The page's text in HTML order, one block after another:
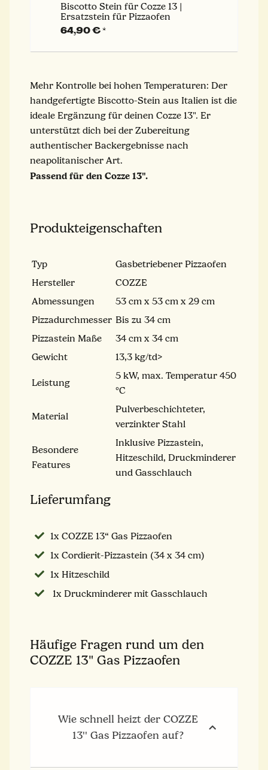
Biscotto Stein für Cozze 13 |
Ersatzstein für Pizzaofen
64,90 €*
Mehr Kontrolle bei hohen Temperaturen: Der
handgefertigte Biscotto-Stein aus Italien ist die
ideale Ergänzung für deinen Cozze 13". Er
unterstützt dich bei der Zubereitung
authentischer Backergebnisse nach
neapolitanischer Art.
Passend für den Cozze 13".
Produkteigenschaften
Typ
Gasbetriebener Pizzaofen
Hersteller
COZZE
Abmessungen
53 cm x 53 cm x 29 cm
Pizzadurchmesser Bis zu 34 cm
Pizzastein Maße
34 cm x 34 cm
Gewicht
13,3 kg/td>
Leistung
5 kW, max. Temperatur 450
°C
Material
Pulverbeschichteter,
verzinkter Stahl
Besondere
Features
Inklusive Pizzastein,
Hitzeschild, Druckminderer
und Gasschlauch
Lieferumfang
1x COZZE 13“ Gas Pizzaofen
1x Cordierit-Pizzastein (34 x 34 cm)
1x Hitzeschild
1x Druckminderer mit Gasschlauch
Häufige Fragen rund um den
COZZE 13" Gas Pizzaofen
Wie schnell heizt der COZZE
13'' Gas Pizzaofen auf?